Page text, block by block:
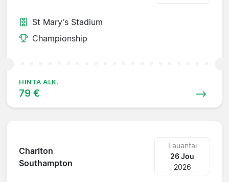
St Mary's Stadium
Championship
HINTA ALK.
79 €
Charlton
Southampton
Lauantai
26 Jou
2026